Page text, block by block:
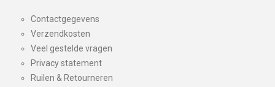
Contactgegevens
Verzendkosten
Veel gestelde vragen
Privacy statement
Ruilen & Retourneren